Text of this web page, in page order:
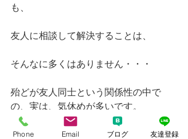
も、
友人に相談して解決することは、
そんなに多くはありません・・・
殆どが友人同士という関係性の中で
の、実は、気休めが多いです。
Phone Email ブログ 友達登録